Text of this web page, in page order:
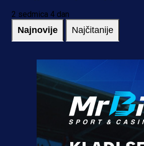
2 sedmica 4 dan
Najnovije Najčitanije